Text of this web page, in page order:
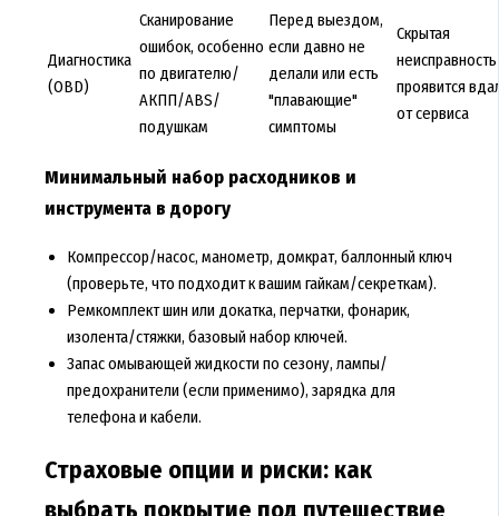
Диагностика
(OBD)
Сканирование
ошибок, особенно
по двигателю/
АКПП/ABS/
подушкам
Перед выездом,
если давно не
делали или есть
"плавающие"
симптомы
Скрытая
неисправность
проявится
от сервиса
Минимальный набор расходников и
инструмента в дорогу
Компрессор/насос, манометр, домкрат, баллонный ключ
(проверьте, что подходит к вашим гайкам/секреткам).
Ремкомплект шин или докатка, перчатки, фонарик,
изолента/стяжки, базовый набор ключей.
Запас омывающей жидкости по сезону, лампы/
предохранители (если применимо), зарядка для
телефона и кабели.
Страховые опции и риски: как
выбрать покрытие под путешествие